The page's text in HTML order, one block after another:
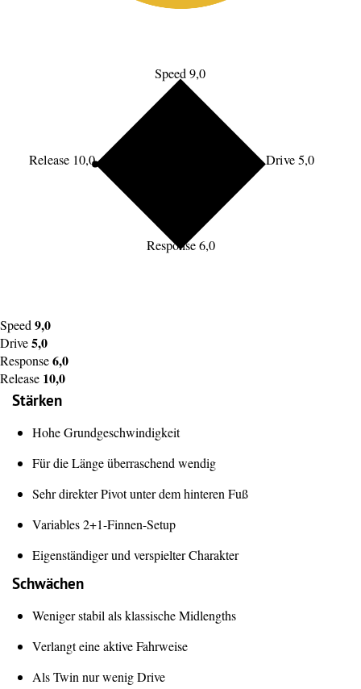
Speed 9,0
Drive 5,0
Response 6,0
Release 10,0
Speed 9,0
Drive5,0
Response6,0
Release 10,0
Stärken
Hohe Grundgeschwindigkeit
Für die Länge überraschend wendig
Sehr direkter Pivot unter dem hinteren Fuß
Variables 2+1-Finnen-Setup
Eigenständiger und verspielter Charakter
Schwächen
Weniger stabil als klassische Midlengths
Verlangt eine aktive Fahrweise
Als Twin nur wenig Drive